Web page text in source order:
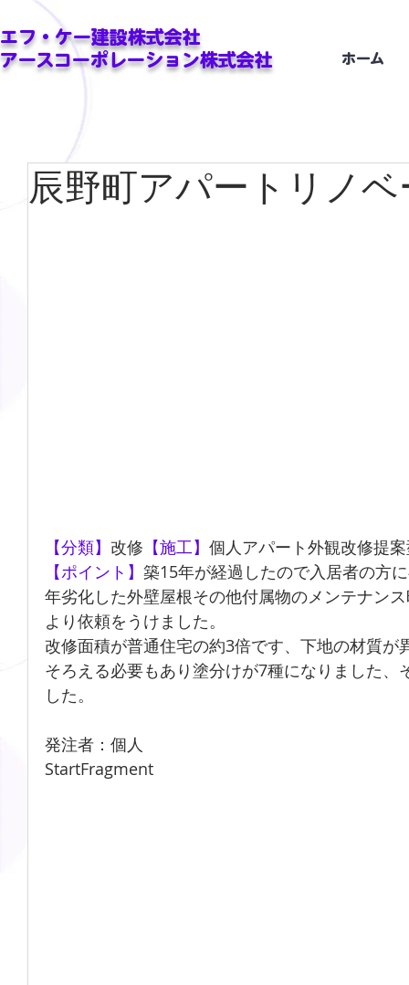
エフ・ケー建設株式会社
アースコーポレーション株式会社
ホーム
辰野町アパートリノ
【分類】 改修 【施工】 個人アパート外観改修提
【ポイント】 築15年が経過したので入居者の方
年劣化した外壁屋根その他付属物のメンテナン
より依頼をうけました。
改修面積が普通住宅の約3倍です、下地の材質が
そろえる必要もあり塗分けが7種になりました、
した。
発注者：個人
StartFragment